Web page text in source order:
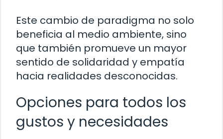
Este cambio de paradigma no solo
beneficia al medio ambiente, sino
que también promueve un mayor
sentido de solidaridad y empatía
hacia realidades desconocidas.
Opciones para todos los
gustos y necesidades